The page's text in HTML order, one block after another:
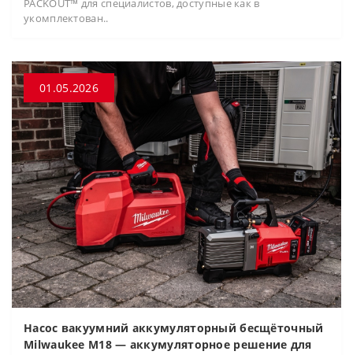
PACKOUT™ для специалистов, доступные как в
укомплектован..
01.05.2026
Насос вакуумний аккумуляторный бесщёточный
Milwaukee M18 — аккумуляторное решение для